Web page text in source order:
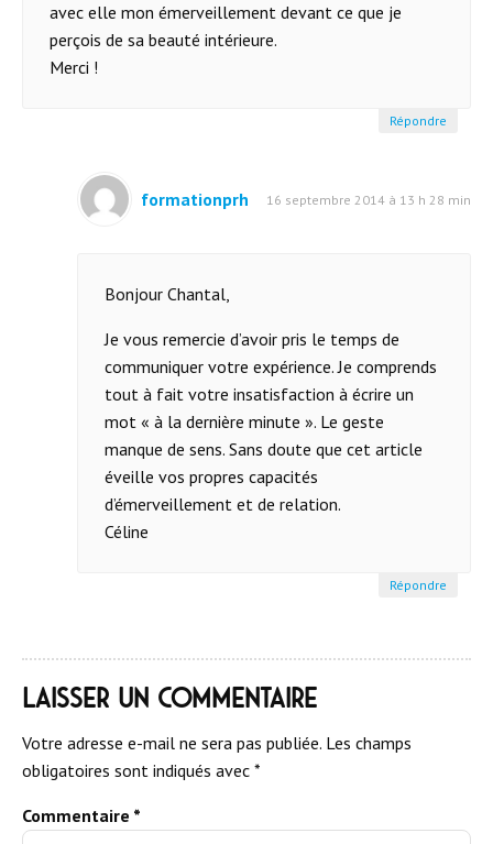
avec elle mon émerveillement devant ce que je
perçois de sa beauté intérieure.
Merci !
Répondre
formationprh 16 septembre 2014 à 13 h 28 min
Bonjour Chantal,
Je vous remercie d’avoir pris le temps de
communiquer votre expérience. Je comprends
tout à fait votre insatisfaction à écrire un
mot « à la dernière minute ». Le geste
manque de sens. Sans doute que cet article
éveille vos propres capacités
d’émerveillement et de relation.
Céline
Répondre
Laisser un commentaire
Votre adresse e-mail ne sera pas publiée. Les champs
obligatoires sont indiqués avec *
Commentaire *